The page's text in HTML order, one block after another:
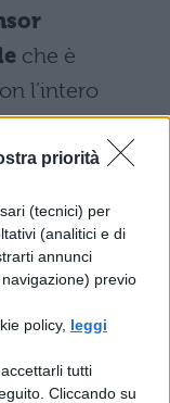
priorità
(tecnici) per
(analitici e di
annunci
previo
policy, leggi
tutti
Cliccando su
che è
l’intero
un aspetto
non